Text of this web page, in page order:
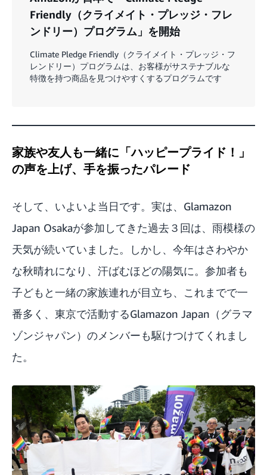
Friendly（クライメイト・プレッジ・フレ
ンドリー）プログラム」を開始
Climate Pledge Friendly（クライメイト・プレッジ・フ
レンドリー）プログラムは、お客様がサステナブルな
特徴を持つ商品を見つけやすくするプログラムです
家族や友人も一緒に「ハッピープライド！」
の声を上げ、手を振ったパレード
そして、いよいよ当日です。実は、Glamazon
Japan Osakaが参加してきた過去３回は、雨模様の
天気が続いていました。しかし、今年はさわやか
な秋晴れになり、汗ばむほどの陽気に。参加者も
子どもと一緒の家族連れが目立ち、これまでで一
番多く、東京で活動するGlamazon Japan（グラマ
ゾンジャパン）のメンバーも駆けつけてくれまし
た。